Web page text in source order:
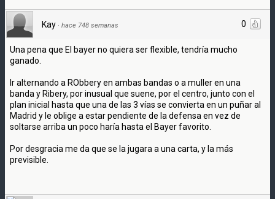
0
Kay · hace 748 semanas
Una pena que El bayer no quiera ser flexible, tendría mucho
ganado.
Ir alternando a RObbery en ambas bandas o a muller en una
banda y Ribery, por inusual que suene, por el centro, junto con el
plan inicial hasta que una de las 3 vías se convierta en un puñar al
Madrid y le oblige a estar pendiente de la defensa en vez de
soltarse arriba un poco haría hasta el Bayer favorito.
Por desgracia me da que se la jugara a una carta, y la más
previsible.